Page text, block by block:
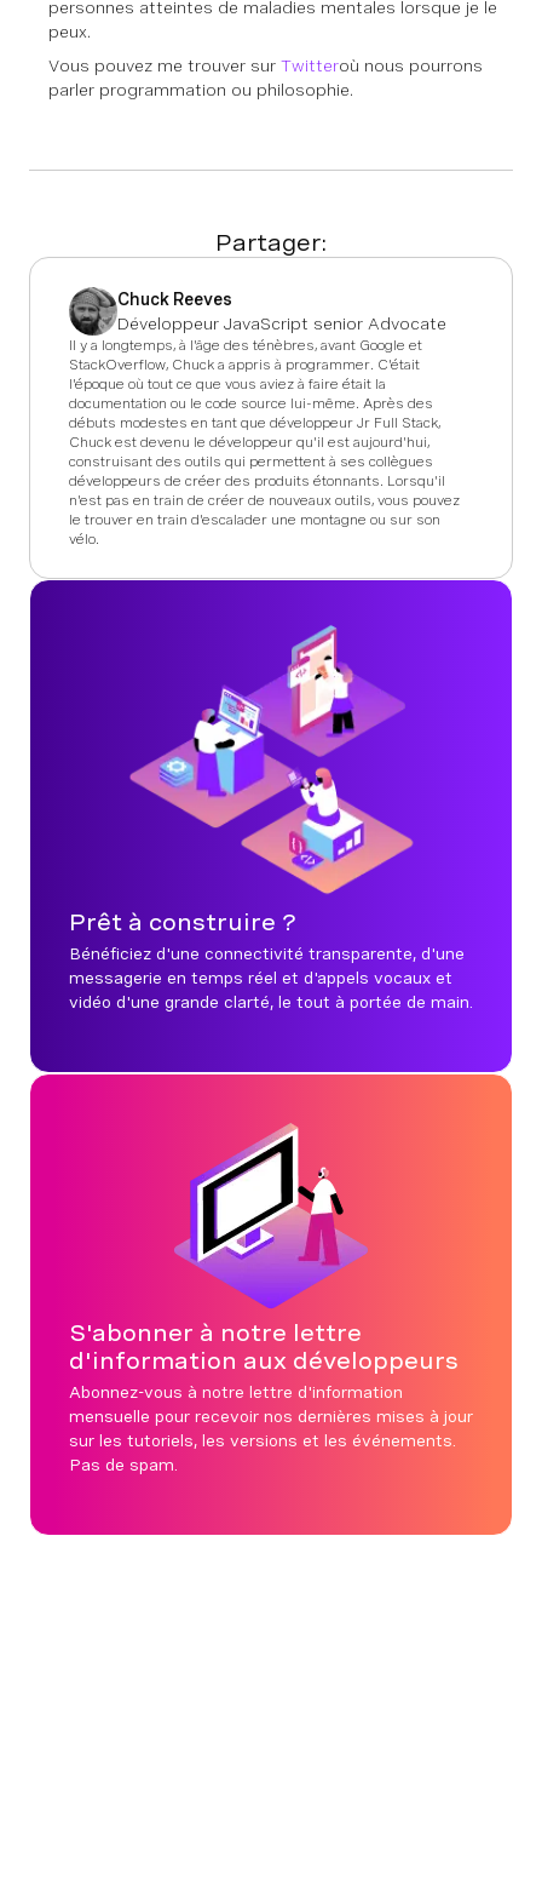
personnes atteintes de maladies mentales lorsque je le
peux.
Vous pouvez me trouver sur Twitteroù nous pourrons
parler programmation ou philosophie.
Partager:
Chuck Reeves
Développeur JavaScript senior Advocate
Il y a longtemps, à l'âge des ténèbres, avant Google et
StackOverflow, Chuck a appris à programmer. C'était
l'époque où tout ce que vous aviez à faire était la
documentation ou le code source lui-même. Après des
débuts modestes en tant que développeur Jr Full Stack,
Chuck est devenu le développeur qu'il est aujourd'hui,
construisant des outils qui permettent à ses collègues
développeurs de créer des produits étonnants. Lorsqu'il
n'est pas en train de créer de nouveaux outils, vous pouvez
le trouver en train d'escalader une montagne ou sur son
vélo.
Prêt à construire ?
Bénéficiez d'une connectivité transparente, d'une
messagerie en temps réel et d'appels vocaux et
vidéo d'une grande clarté, le tout à portée de main.
S'abonner à notre lettre
d'information aux développeurs
Abonnez-vous à notre lettre d'information
mensuelle pour recevoir nos dernières mises à jour
sur les tutoriels, les versions et les événements.
Pas de spam.